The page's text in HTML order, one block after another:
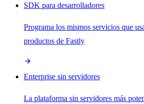
SDK para desarrolladores
Programa los mismos servicios que
productos de Fastly
Enterprise sin servidores
La plataforma sin servidores más